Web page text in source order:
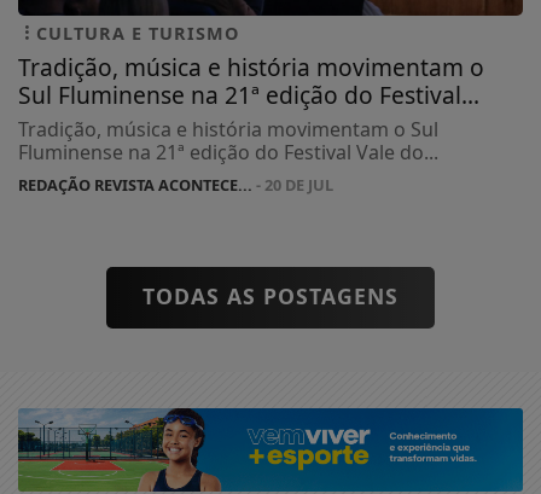
CULTURA E TURISMO
Tradição, música e história movimentam o
Sul Fluminense na 21ª edição do Festival...
Tradição, música e história movimentam o Sul
Fluminense na 21ª edição do Festival Vale do...
REDAÇÃO REVISTA ACONTECE... - 20 DE JUL
TODAS AS POSTAGENS